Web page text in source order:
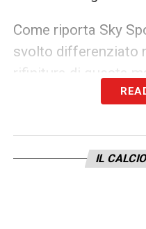
Come riporta Sky
svolto differenziato
rifinitura di questa
Roberto
sarà a disposizione.
IL